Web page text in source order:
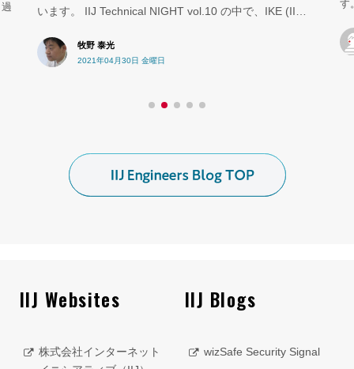
vol.10 の中で、IKE (II…
す。IIJではネットワークだけでなく、
IIJ Websites
株式会社インターネット
IIJ Blogs
wizSafe Security Signal